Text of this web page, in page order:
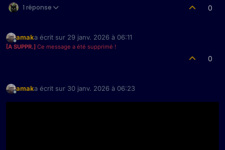
1 réponse 0
Hors-ligne
amaka écrit sur 29 janv. 2026 à 06:11
dernière édition par
Ce message a été supprimé !
0
Hors-ligne
amaka écrit sur 30 janv. 2026 à 06:23
dernière édition par